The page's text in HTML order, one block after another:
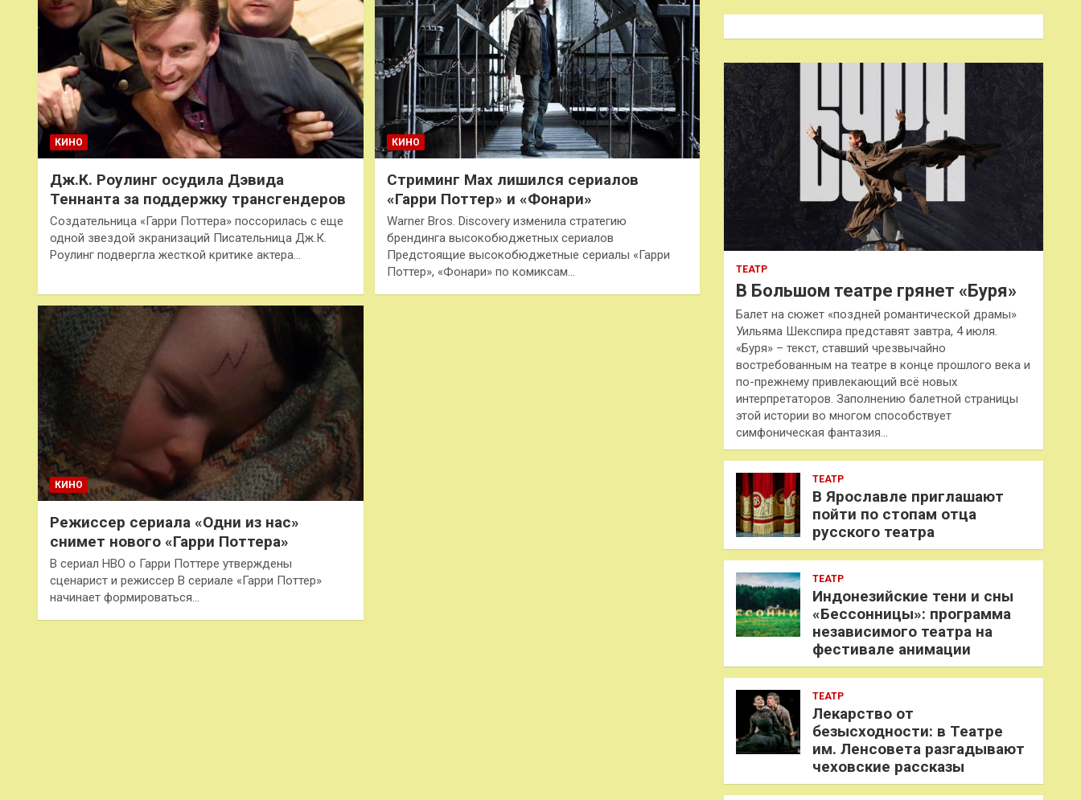
КИНО
Дж.К. Роулинг осудила Дэвида
Теннанта за поддержку трансгендеров
Создательница «Гарри Поттера» поссорилась с еще
одной звездой экранизаций Писательница Дж.К.
Роулинг подвергла жесткой критике актера…
КИНО
Стриминг Max лишился сериалов
«Гарри Поттер» и «Фонари»
Warner Bros. Discovery изменила стратегию
брендинга высокобюджетных сериалов
Предстоящие высокобюджетные сериалы «Гарри
Поттер», «Фонари» по комиксам…
КИНО
Режиссер сериала «Одни из нас»
снимет нового «Гарри Поттера»
В сериал HBO о Гарри Поттере утверждены
сценарист и режиссер В сериале «Гарри Поттер»
начинает формироваться…
к
ТЕАТР
В Большом театре грянет «Буря»
Балет на сюжет «поздней романтической драмы»
Уильяма Шекспира представят завтра, 4 июля.
«Буря» – текст, ставший чрезвычайно
востребованным на театре в конце прошлого века и
по-прежнему привлекающий всё новых
интерпретаторов. Заполнению балетной страницы
этой истории во многом способствует
симфоническая фантазия…
ТЕАТР
В Ярославле приглашают
пойти по стопам отца
русского театра
ТЕАТР
Индонезийские тени и сны
«Бессонницы»: программа
независимого театра на
фестивале анимации
ТЕАТР
Лекарство от
безысходности: в Театре
им. Ленсовета разгадывают
чеховские рассказы